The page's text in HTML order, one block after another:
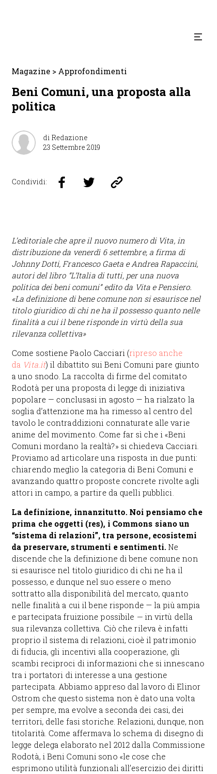
Magazine > Approfondimenti
Beni Comuni, una proposta alla
politica
di Redazione
23 Settembre 2019
Condividi:
L’editoriale che apre il nuovo numero di Vita, in
distribuzione da venerdì 6 settembre, a firma di
Johnny Dotti, Francesco Gaeta e Andrea Rapaccini,
autori del libro “L’Italia di tutti, per una nuova
politica dei beni comuni” edito da Vita e Pensiero.
«La definizione di bene comune non si esaurisce nel
titolo giuridico di chi ne ha il possesso quanto nelle
finalità a cui il bene risponde in virtù della sua
rilevanza collettiva»
Come sostiene Paolo Cacciari (ripreso anche
da Vita.it) il dibattito sui Beni Comuni pare giunto
a uno snodo. La raccolta di firme del comitato
Rodotà per una proposta di legge di iniziativa
popolare — conclusasi in agosto — ha rialzato la
soglia d’attenzione ma ha rimesso al centro del
tavolo le contraddizioni connaturate alle varie
anime del movimento. Come far sì che i «Beni
Comuni mordano la realtà?» si chiedeva Cacciari.
Proviamo ad articolare una risposta in due punti:
chiarendo meglio la categoria di Beni Comuni e
avanzando quattro proposte concrete rivolte agli
attori in campo, a partire da quelli pubblici.
La definizione, innanzitutto. Noi pensiamo che
prima che oggetti (res), i Commons siano un
“sistema di relazioni”, tra persone, ecosistemi
da preservare, strumenti e sentimenti.Ne
discende che la definizione di bene comune non
si esaurisce nel titolo giuridico di chi ne ha il
possesso, e dunque nel suo essere o meno
sottratto alla disponibilità del mercato, quanto
nelle finalità a cui il bene risponde — la più ampia
e partecipata fruizione possibile —in virtù della
sua rilevanza collettiva. Ciò che rileva è infatti
proprio il sistema di relazioni, cioè il patrimonio
di fiducia, gli incentivi alla cooperazione, gli
scambi reciproci di informazioni che si innescano
tra i portatori di interesse a una gestione
partecipata. Abbiamo appreso dal lavoro di Elinor
Ostrom che questo sistema non è dato una volta
per sempre, ma evolve a seconda dei casi, dei
territori, delle fasi storiche. Relazioni, dunque, non
titolarità. Come affermava lo schema di disegno di
legge delega elaborato nel 2012 dalla Commissione
Rodotà, i Beni Comuni sono «le cose che
esprimono utilità funzionali all’esercizio dei diritti